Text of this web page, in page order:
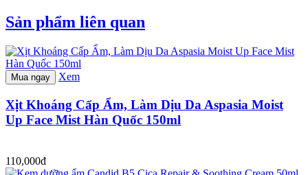
Sản phẩm liên quan
Mua ngay Xem
Xịt Khoáng Cấp Ẩm, Làm Dịu Da Aspasia Moist
Up Face Mist Hàn Quốc 150ml
110,000đ